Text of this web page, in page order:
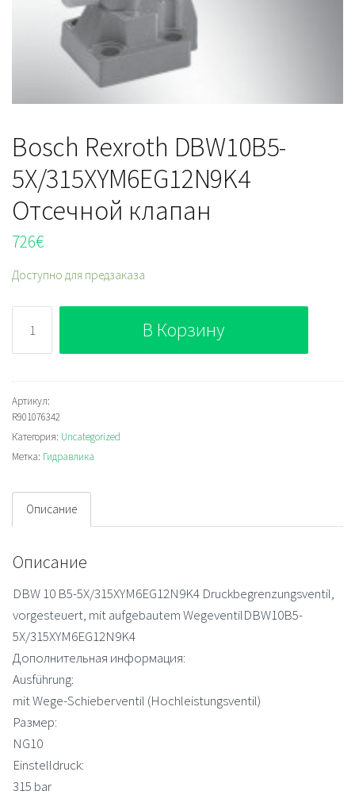
Bosch Rexroth DBW10B5-
5X/315XYM6EG12N9K4
Отсечной клапан
726€
Доступно для предзаказа
Bosch
Rexroth
DBW10B5-
5X/315XYM6EG12N9K4
Отсечной
клапан
В Корзину
Артикул:
R901076342
Категория: Uncategorized
Метка: Гидравлика
Описание
Описание
DBW 10 B5-5X/315XYM6EG12N9K4 Druckbegrenzungsventil,
vorgesteuert, mit aufgebautem WegeventilDBW10B5-
5X/315XYM6EG12N9K4
Дополнительная информация:
Ausführung:
mit Wege-Schieberventil (Hochleistungsventil)
Размер:
NG10
Einstelldruck:
315 bar